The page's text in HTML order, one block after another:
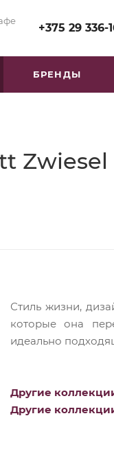
+375 29 336-
БРЕНДЫ
Zwiesel
Стиль жизни,
которые она
идеально
Другие
Другие